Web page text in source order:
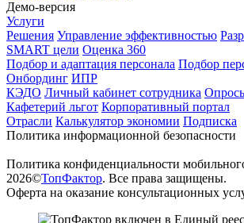
Демо-версия
Услуги
Решения Управление эффективностью
SMART цели Оценка 360
Подбор и адаптация персонала Подбор
Онбординг ИПР
КЭДО Личный кабинет сотрудника
Кафетерий льгот Корпоративный портал
Отрасли Калькулятор экономии Подписка
Политика информационной безопасности
Политика конфиденциальности
2026©ТопФактор. Все права защищены.
Оферта на оказание консультационных